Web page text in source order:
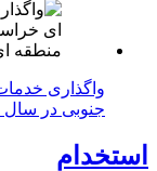
واگذاری
جنوبی در سال ۱۴۰۴-شرکت آب منطقه ای خراسان جنوبی
استخدام